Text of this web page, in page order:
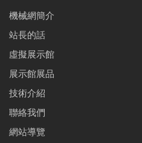
機械網簡介
站長的話
虛擬展示館
展示館展品
技術介紹
聯絡我們
網站導覽